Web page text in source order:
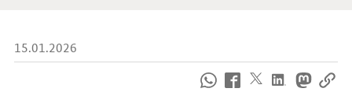
15.01.2026